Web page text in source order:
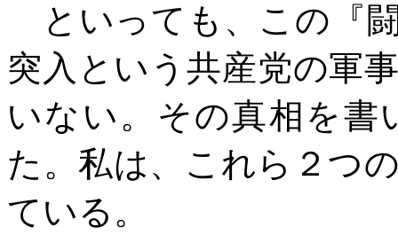
といっても、この『
突入という共産党の軍
いない。その真相を書
た。私は、これら２つ
ている。